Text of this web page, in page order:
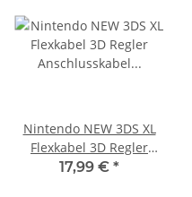
Nintendo NEW 3DS XL
Flexkabel 3D Regler
Anschlusskabel für
17,99 € *